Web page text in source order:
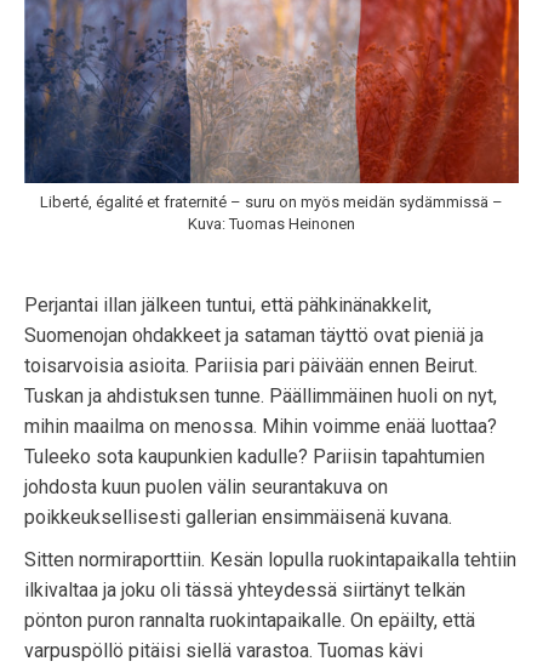
Liberté, égalité et fraternité – suru on myös meidän sydämmissä –
Kuva: Tuomas Heinonen
Perjantai illan jälkeen tuntui, että pähkinänakkelit,
Suomenojan ohdakkeet ja sataman täyttö ovat pieniä ja
toisarvoisia asioita. Pariisia pari päivään ennen Beirut.
Tuskan ja ahdistuksen tunne. Päällimmäinen huoli on nyt,
mihin maailma on menossa. Mihin voimme enää luottaa?
Tuleeko sota kaupunkien kadulle? Pariisin tapahtumien
johdosta kuun puolen välin seurantakuva on
poikkeuksellisesti gallerian ensimmäisenä kuvana.
Sitten normiraporttiin. Kesän lopulla ruokintapaikalla tehtiin
ilkivaltaa ja joku oli tässä yhteydessä siirtänyt telkän
pönton puron rannalta ruokintapaikalle. On epäilty, että
varpuspöllö pitäisi siellä varastoa. Tuomas kävi